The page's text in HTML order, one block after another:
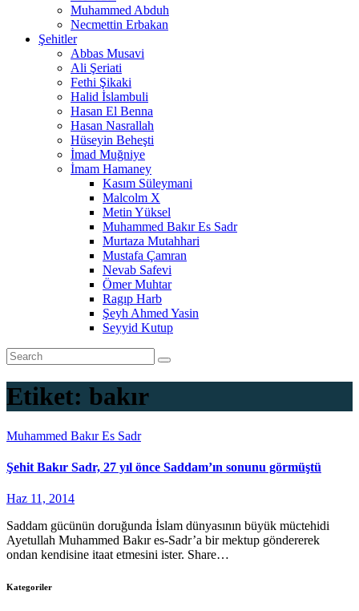
Muhammed Abduh
Necmettin Erbakan
Şehitler
Abbas Musavi
Ali Şeriati
Fethi Şikaki
Halid İslambuli
Hasan El Benna
Hasan Nasrallah
Hüseyin Beheşti
İmad Muğniye
İmam Hamaney
Kasım Süleymani
Malcolm X
Metin Yüksel
Muhammed Bakır Es Sadr
Murtaza Mutahhari
Mustafa Çamran
Nevab Safevi
Ömer Muhtar
Ragıp Harb
Şeyh Ahmed Yasin
Seyyid Kutup
Etiket: bakır
Muhammed Bakır Es Sadr
Şehit Bakır Sadr, 27 yıl önce Saddam’ın sonunu görmüştü
Haz 11, 2014
Saddam gücünün doruğunda İslam dünyasının büyük müctehidi
Ayetullah Muhammed Bakır es-Sadr’a bir mektup göndererek
ondan kendisine itaat etmesini ister. Share…
Kategoriler